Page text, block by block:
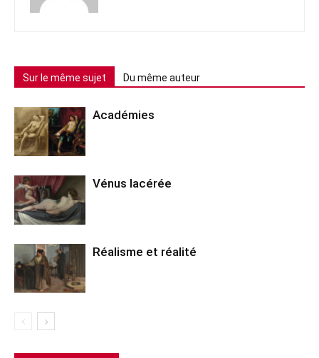
Sur le même sujet Du même auteur
Académies
Vénus lacérée
Réalisme et réalité